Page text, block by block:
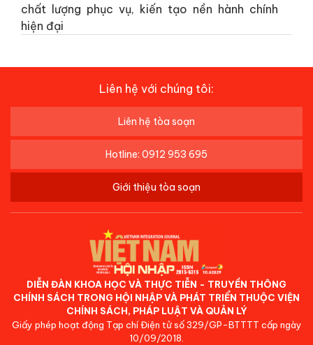
chất lượng phục vụ, kiến tạo nền hành chính
hiện đại
Liên hệ với chúng tôi:
Liên hệ tòa soạn
Hotline: 0912 953 695
Giới thiệu tòa soạn
DIỄN ĐÀN KHOA HỌC VÀ THỰC TIỄN - TRUYỀN THÔNG
CHÍNH SÁCH TRONG HỘI NHẬP VÀ PHÁT TRIỂN THUỘC VIỆN
CHÍNH SÁCH, PHÁP LUẬT VÀ QUẢN LÝ
Giấy phép hoạt động Tạp chí Điện tử số 329/GP-BTTTT cấp ngày
10/09/2018.